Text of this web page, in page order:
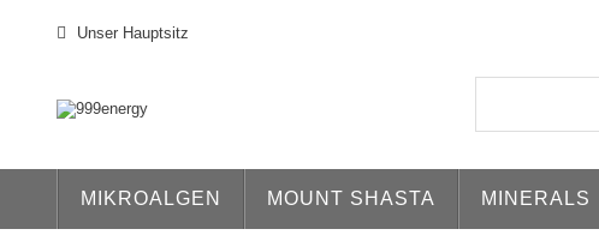
Unser Hauptsitz
MIKROALGEN MOUNT SHASTA MINERALS